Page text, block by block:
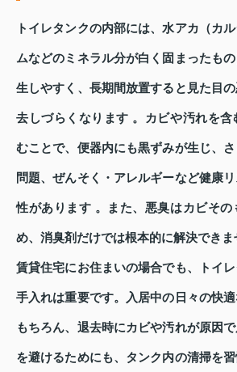
トイレタンクの内部には、水アカ（カ
ムなどのミネラル分が白く固まったも
生しやすく、長期間放置すると見た目
去しづらくなります 。カビや汚れを含
むことで、便器内にも黒ずみが生じ、
問題、ぜんそく・アレルギーなど健康
性があります 。また、悪臭はカビその
め、消臭剤だけでは根本的に解決できま
賃貸住宅にお住まいの場合でも、トイ
手入れは重要です。入居中の日々の快
もちろん、退去時にカビや汚れが原因
を避けるためにも、タンク内の清掃を